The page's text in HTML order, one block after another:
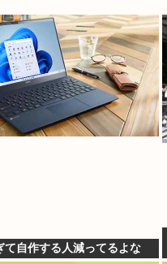
て自作する人減ってるよな